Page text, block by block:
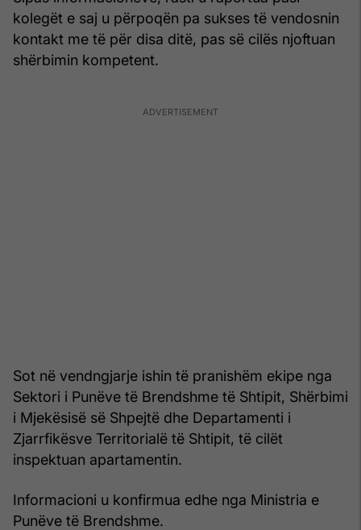
kolegët e saj u përpoqën pa sukses të vendosnin
kontakt me të për disa ditë, pas së cilës njoftuan
shërbimin kompetent.
Sot në vendngjarje ishin të pranishëm ekipe nga
Sektori i Punëve të Brendshme të Shtipit, Shërbimi
i Mjekësisë së Shpejtë dhe Departamenti i
Zjarrfikësve Territorialë të Shtipit, të cilët
inspektuan apartamentin.
Informacioni u konfirmua edhe nga Ministria e
Punëve të Brendshme.